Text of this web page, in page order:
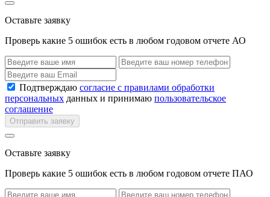
Оставьте заявку
Проверь какие 5 ошибок есть в любом годовом отчете АО
Подтверждаю согласие с правилами обработки
персональных данных и принимаю пользовательское
соглашение
Отправить заявку
Оставьте заявку
Проверь какие 5 ошибок есть в любом годовом отчете ПАО